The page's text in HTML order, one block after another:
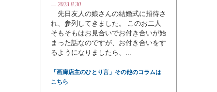
— 2023.8.30
先日友人の娘さんの結婚式に招待さ
れ、参列してきました。 このお二人
そもそもはお見合いでお付き合いが始
まった話なのですが、お付き合いをす
るようになりましたら、...
「画廊店主のひとり言」その他のコラムは
こちら